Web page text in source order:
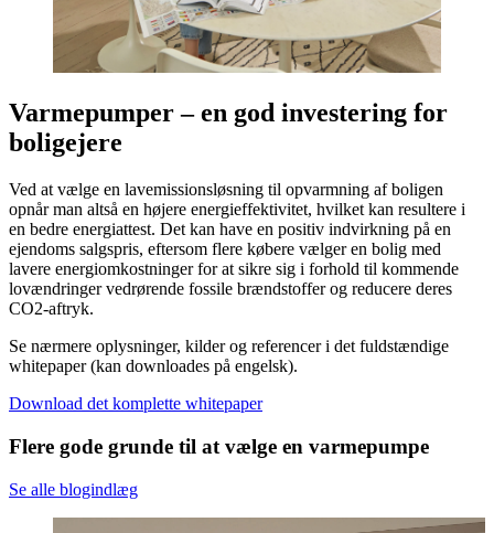
Varmepumper – en god investering for
boligejere
Ved at vælge en lavemissionsløsning til opvarmning af boligen
opnår man altså en højere energieffektivitet, hvilket kan resultere i
en bedre energiattest. Det kan have en positiv indvirkning på en
ejendoms salgspris, eftersom flere købere vælger en bolig med
lavere energiomkostninger for at sikre sig i forhold til kommende
lovændringer vedrørende fossile brændstoffer og reducere deres
CO2-aftryk.
Se nærmere oplysninger, kilder og referencer i det fuldstændige
whitepaper (kan downloades på engelsk).
Download det komplette whitepaper
Flere gode grunde til at vælge en varmepumpe
Se alle blogindlæg